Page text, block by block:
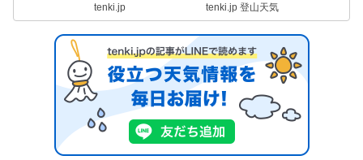
tenki.jp tenki.jp 登山天気